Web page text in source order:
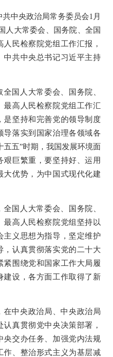
中央政治局常务委员会1月
人大常委会、国务院、全国
民检察院党组工作汇报，
中共中央总书记习近平主持
国人大常委会、国务院、
最高人民检察院党组工作汇
是坚持和完善党的领导制度
导落实到国家治理各领域各
五五”时期，我国发展环境面
巨繁重，要坚持好、运用
大优势，为中国式现代化建
国人大常委会、国务院、
高人民检察院党组坚持以
主义思想为指导，坚定维护
，认真贯彻落实党的二十大
紧围绕党和国家工作大局履
建设，各方面工作取得了新
在中央政治局、中央政治局
真贯彻党中央决策部署，
央交办任务、加强党内法规
作、整治形式主义为基层减